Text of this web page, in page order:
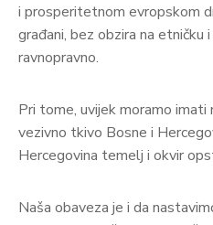
i prosperitetnom evropskom
građani, bez obzira na
ravnopravno.
Pri tome, uvijek moramo imati
vezivno tkivo Bosne i
Hercegovina temelj i okvir
Naša obaveza je i da